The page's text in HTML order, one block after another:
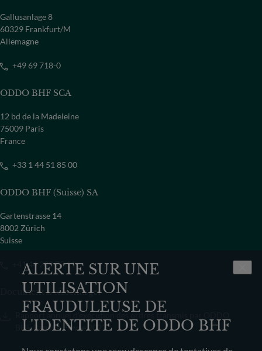
ALERTE SUR UNE
UTILISATION
FRAUDULEUSE DE
L'IDENTITE DE ODDO BHF
Gallusanlage 8
60329 Frankfurt/M
Allemagne
+49 69 718-0
ODDO BHF SCA
12 bd de la Madeleine
75009 Paris
France
+33 1 44 51 85 00
ODDO BHF (Suisse) SA
Gartenstrasse 14
8002 Zürich
Suisse
+41 44 209 75 11
Document à télécharger
Rapport annuel d’exécution des ordres transmis par ODDO
BHF Banque Privée 2022